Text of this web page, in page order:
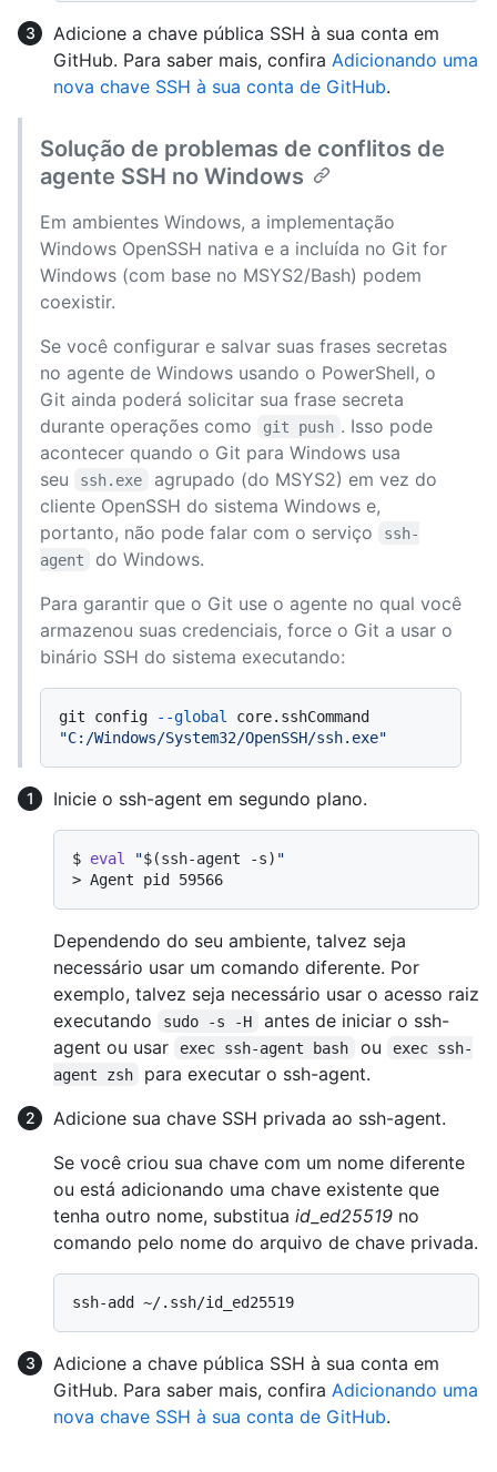
Adicione a chave pública SSH à sua conta em
GitHub. Para saber mais, confira Adicionando uma
nova chave SSH à sua conta de GitHub.
Solução de problemas de conflitos de
agente SSH no Windows
Em ambientes Windows, a implementação
Windows OpenSSH nativa e a incluída no Git for
Windows (com base no MSYS2/Bash) podem
coexistir.
Se você configurar e salvar suas frases secretas
no agente de Windows usando o PowerShell, o
Git ainda poderá solicitar sua frase secreta
durante operações como
git push . Isso pode
acontecer quando o Git para Windows usa
seu
ssh.exe
agrupado (do MSYS2) em vez do
cliente OpenSSH do sistema Windows e,
portanto, não pode falar com o serviço
ssh-
agent
do Windows.
Para garantir que o Git use o agente no qual você
armazenou suas credenciais, force o Git a usar o
binário SSH do sistema executando:
git config --global
"C:/Windows/System32/OpenSSH/ssh.exe"
Inicie o ssh-agent em segundo plano.
$ eval "$(ssh-agent -s) "
> Agent pid 59566
Dependendo do seu ambiente, talvez seja
necessário usar um comando diferente. Por
exemplo, talvez seja necessário usar o acesso raiz
executando
sudo -s -H
antes de iniciar o ssh-
agent ou usar
exec ssh-agent bash ou
exec ssh-
agent zsh
para executar o ssh-agent.
Adicione sua chave SSH privada ao ssh-agent.
Se você criou sua chave com um nome diferente
ou está adicionando uma chave existente que
tenha outro nome, substitua id_ed25519 no
comando pelo nome do arquivo de chave privada.
Adicione a chave pública SSH à sua conta em
GitHub. Para saber mais, confira Adicionando uma
nova chave SSH à sua conta de GitHub.